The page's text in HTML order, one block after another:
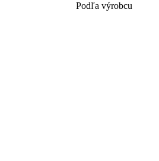
Podľa výrobcu